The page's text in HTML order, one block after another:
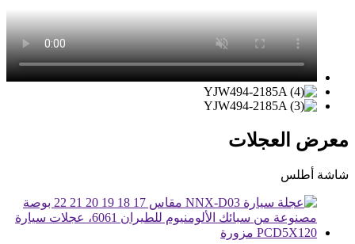
معرض العجلات
شاشة أطلس